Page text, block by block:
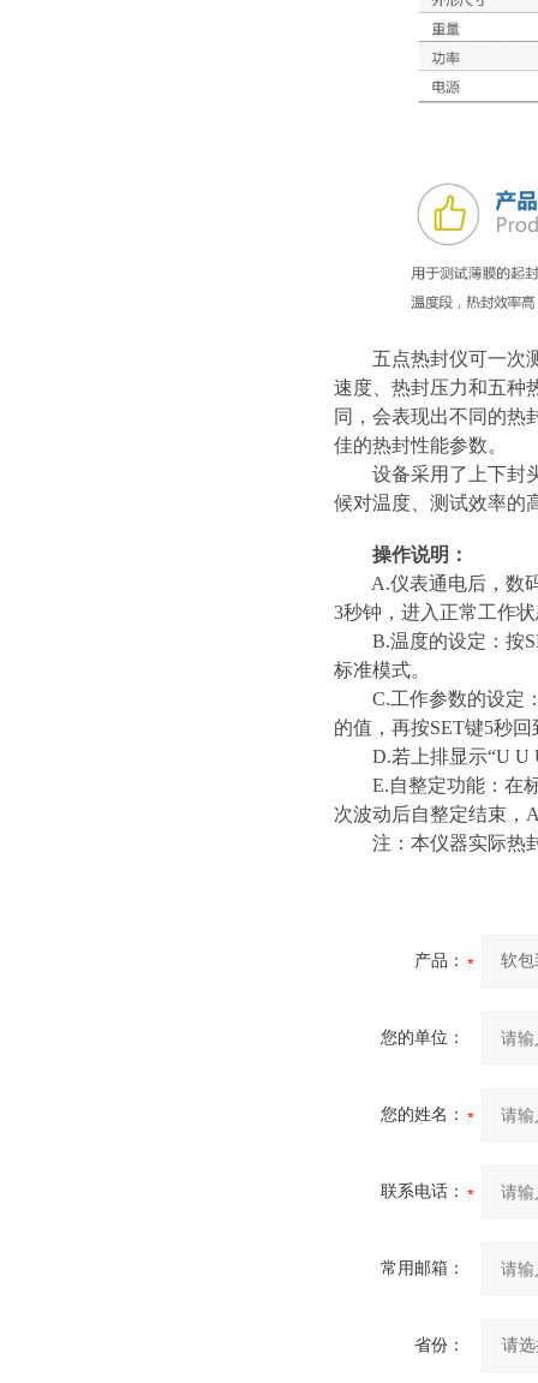
五点热封仪可一次测
速度、热封压力和五种
同，会表现出不同的热
佳的热封性能参数。
设备采用了上下封头
候对温度、测试效率的
操作说明 ：
A.仪表通电后，数码
3秒钟，进入正常工作
B.温度的设定：按
标准模式。
C.工作参数的设定：
的值，再按SET键5秒
D.若上排显示“U U
E.自整定功能：在标
次波动后自整定结束，
注：本仪器实际热
产品：
您的单位：
您的姓名：
联系电话：
常用邮箱：
省份：